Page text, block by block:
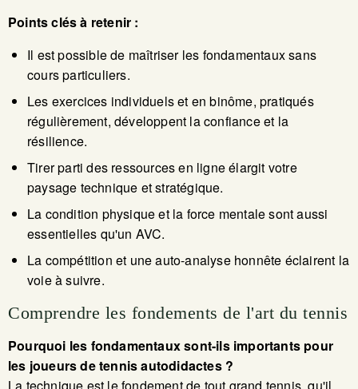
Points clés à retenir :
Il est possible de maîtriser les fondamentaux sans
cours particuliers.
Les exercices individuels et en binôme, pratiqués
régulièrement, développent la confiance et la
résilience.
Tirer parti des ressources en ligne élargit votre
paysage technique et stratégique.
La condition physique et la force mentale sont aussi
essentielles qu'un AVC.
La compétition et une auto-analyse honnête éclairent la
voie à suivre.
Comprendre les fondements de l'art du tennis
Pourquoi les fondamentaux sont-ils importants pour
les joueurs de tennis autodidactes ?